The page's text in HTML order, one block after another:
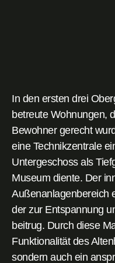
In den ersten drei
betreute Wohnungen,
Bewohner gerecht
eine Technikzentrale
Untergeschoss als
Museum diente. Der
Außenanlagenbereich
der zur Entspannung
beitrug. Durch diese
Funktionalität des
sondern auch ein